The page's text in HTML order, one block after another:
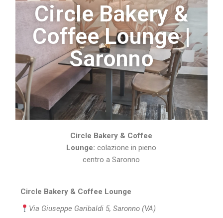
Circle Bakery &
Coffee Lounge |
Saronno
Circle Bakery & Coffee
Lounge: colazione in pieno
centro a Saronno
Circle Bakery & Coffee Lounge
Via Giuseppe Garibaldi 5, Saronno (VA)